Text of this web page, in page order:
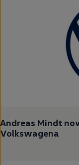
Andreas Mindt
Volkswagena